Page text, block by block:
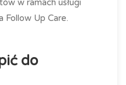
w ramach usługi
Follow Up Care.
do